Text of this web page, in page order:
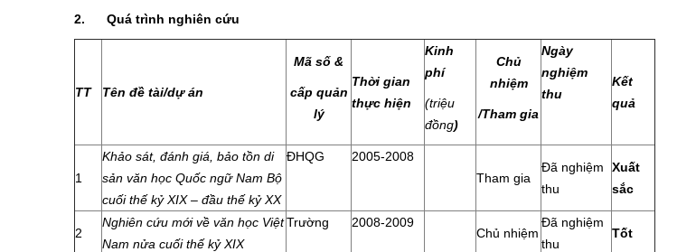
2. Quá trình nghiên cứu
TT Tên đề tài/dự án
Mã số &
cấp quản
lý
Thời gian
thực hiện
Kinh
phí
(triệu
đồng)
Chủ
nhiệm
/Tham gia
Ngày
nghiệm
thu
Kết
quả
1
Khảo sát, đánh giá, bảo tồn di
sản văn học Quốc ngữ Nam Bộ
cuối thế kỷ XIX – đầu thế kỷ XX
ĐHQG
2005-2008
Tham gia
Đã nghiệm
thu
Xuất
sắc
2
Nghiên cứu mới về văn học Việt
Nam nửa cuối thế kỷ XIX
Trường 2008-2009
Chủ nhiệm
Đã nghiệm
thu
Tốt